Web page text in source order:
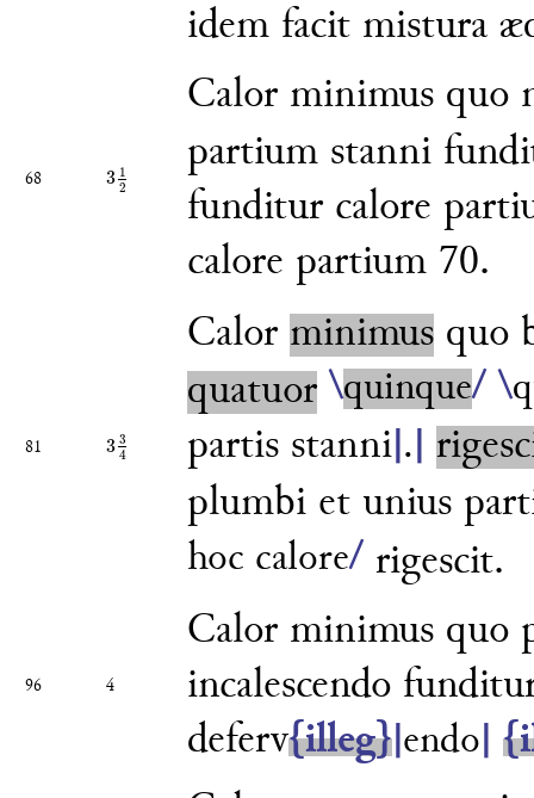
idem facit mistura
68 3 1
2
312
Calor minimus quo
partium stanni
funditur calore
calore partium 70.
81 3 3
4
334
Calor minimus quo
quatuor \quinque/ \
partis stanni .
plumbi et unius
hoc calore/ rigescit.
96 4
Calor minimus quo
incalescendo fundi
deferv{illeg} endo